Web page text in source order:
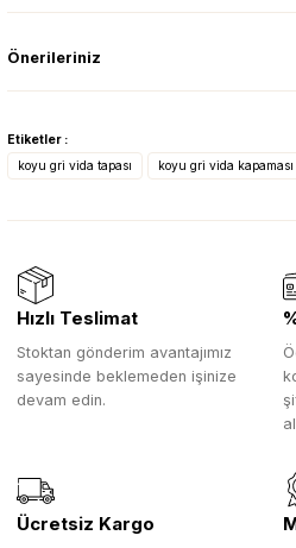
Önerileriniz
Etiketler :
koyu gri vida tapası
koyu gri vida kapaması
Hızlı Teslimat
Stoktan gönderim avantajımız
sayesinde beklemeden işinize
devam edin.
Ücretsiz Kargo